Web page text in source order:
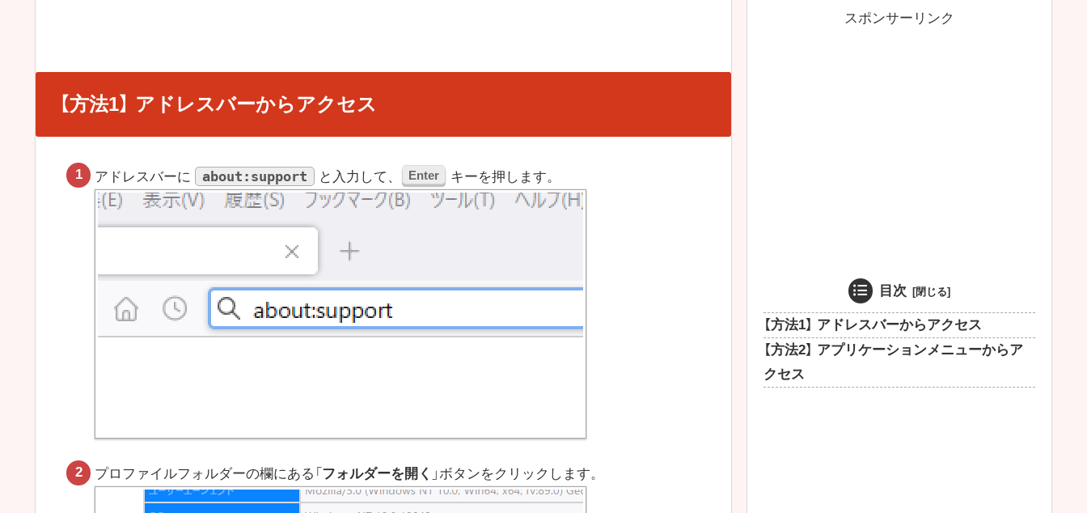
【方法1】 アドレスバーからアクセス
アドレスバーに about:support と入力して、 Enter キーを押します。
プロファイルフォルダーの欄にある「 フォルダーを開く 」ボタンをクリックします。
スポンサーリンク
目次
【方法1】 アドレスバーからアクセス
【方法2】 アプリケーションメニューからア
クセス